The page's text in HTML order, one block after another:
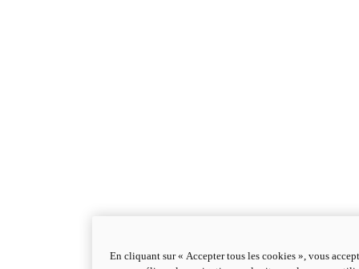
En cliquant sur « Accepter tous les cookies », vous